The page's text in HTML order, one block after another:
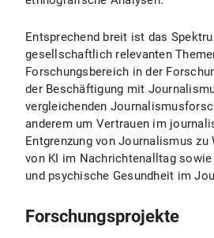
Entsprechend breit ist das
gesellschaftlich relevanten
Forschungsbereich in der
der Beschäftigung mit
vergleichenden
anderem um Vertrauen im
Entgrenzung von Journalismus zu
von KI im Nachrichtenalltag
und psychische Gesundheit im
Forschungsprojekte